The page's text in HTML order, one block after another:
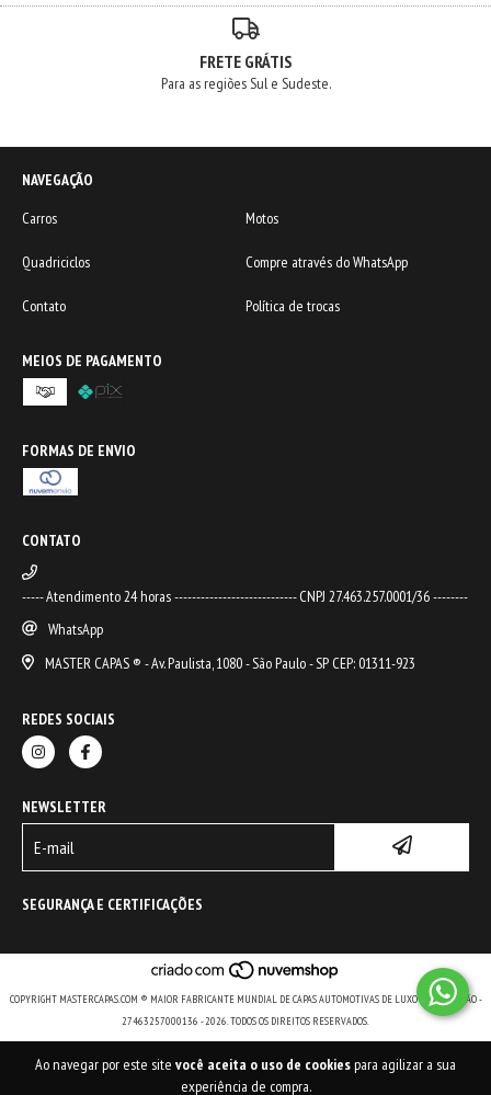
Ao navegar por este site você aceita o uso de cookiespara agilizar a sua
experiência de compra.
FRETE GRÁTIS
Para as regiões Sul e Sudeste.
NAVEGAÇÃO
Carros
Motos
Quadriciclos Compre através do WhatsApp
Contato Política de trocas
MEIOS DE PAGAMENTO
FORMAS DE ENVIO
CONTATO
----- Atendimento 24 horas ---------------------------- CNPJ 27.463.257.0001/36 --------
WhatsApp
MASTER CAPAS ® - Av. Paulista, 1080 - São Paulo - SP CEP: 01311-923
REDES SOCIAIS
NEWSLETTER
SEGURANÇA E CERTIFICAÇÕES
COPYRIGHT MASTERCAPAS.COM ® MAIOR FABRICANTE MUNDIAL DE CAPAS AUTOMOTIVAS DE LUXO E DE COLEÇÃO -
27463257000136 - 2026. TODOS OS DIREITOS RESERVADOS.